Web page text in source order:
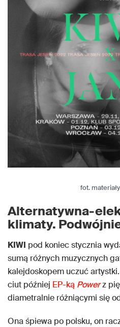
fot.
Alternatywna-
klimaty.
KIWI pod koniec stycznia
sumą różnych muzycznych
kalejdoskopem uczuć artystki.
ciut później EP-ką Powerz
diametralnie różniącymi się
Ona śpiewa po polsku, on